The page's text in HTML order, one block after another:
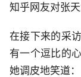
知乎网友对张
在接下来的采
有一个逗比的
她调皮地笑道：